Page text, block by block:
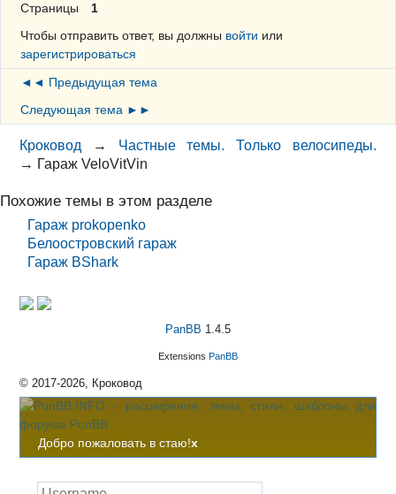
Страницы
1
Чтобы отправить ответ, вы должны войти или
зарегистрироваться
◄◄ Предыдущая тема
Следующая тема ►►
Кроковод → Частные темы. Только велосипеды.
→ Гараж VeloVitVin
Похожие темы в этом разделе
Гараж prokopenko
Белоостровский гараж
Гараж BShark
PanBB 1.4.5
Extensions PanBB
© 2017-2026, Кроковод
Добро пожаловать в стаю!x